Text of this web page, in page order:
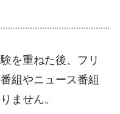
を重ねた後、フリ
組やニュース番組
ません。